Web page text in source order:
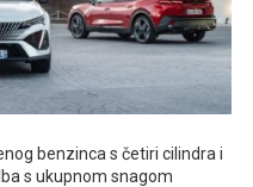
benzinca s četiri cilindra i
s ukupnom snagom